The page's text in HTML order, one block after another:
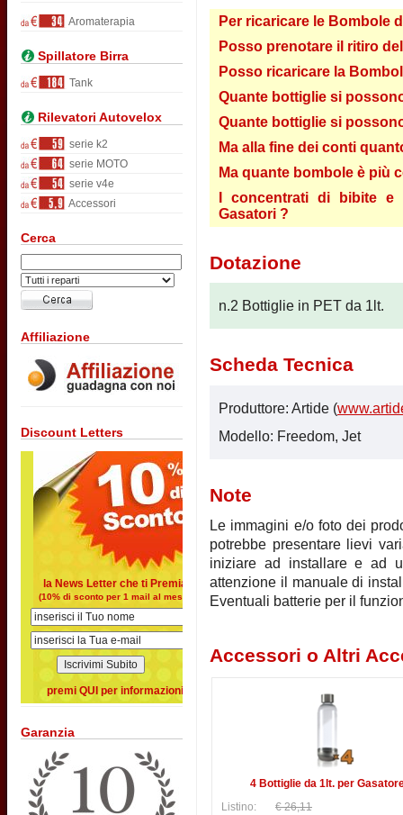
Aromaterapia
Spillatore Birra
Tank
Rilevatori Autovelox
serie k2
serie MOTO
serie v4e
Accessori
Cerca
Affiliazione
Discount Letters
la News Letter che ti Premia
(10% di sconto per 1 mail al mese)
premi QUI per informazioni
Garanzia
Per ricaricare le Bombole
Posso prenotare il ritiro
Posso ricaricare la
Quante bottiglie si
Quante bottiglie si
Ma alla fine dei conti
Ma quante bombole è più
I concentrati di bibite
Gasatori ?
Dotazione
n.2 Bottiglie in PET da 1lt.
Scheda Tecnica
Produttore: Artide (
Modello: Freedom, Jet
Note
Le immagini e/o foto dei
potrebbe presentare lievi
iniziare ad installare e ad
attenzione il manuale di
Eventuali batterie per il
Accessori o Altri
4 Bottiglie da 1lt. per
Listino:
€ 26,11